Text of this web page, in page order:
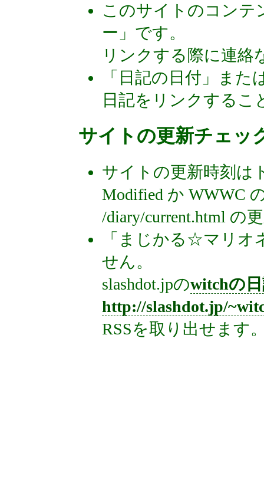
このサイトのコンテ
ー」です。
リンクする際に連絡
「日記の日付」ま
日記をリンクするこ
サイトの更新チェッ
サイトの更新時刻は
Modified か WWWC
/diary/current.html の
「まじかる☆マリオ
せん。
slashdot.jpのwitchの
http://slashdot.jp/
RSSを取り出せます